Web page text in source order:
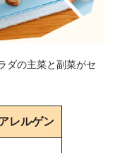
ダの主菜と副菜がセ
レルゲン